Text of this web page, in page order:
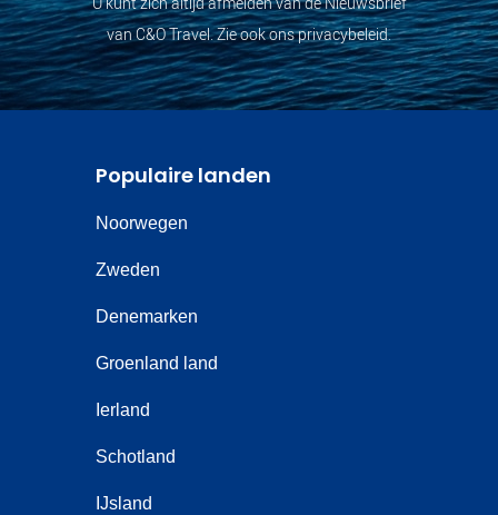
van C&O Travel. Zie ook ons privacybeleid.
Populaire landen
Noorwegen
Zweden
Denemarken
Groenland land
Ierland
Schotland
IJsland